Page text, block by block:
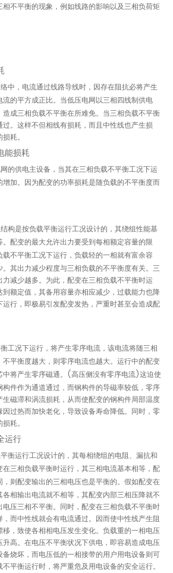
不平衡的现象，例如线路的影响以及三相负荷矩
中，电流通过线路导线时，因存在阻抗必将产生
的平方成正比。 当低压电网以三相四线制供电
成三相负载不平衡在所难免。 当三相负载不平衡
。这样不但相线有损耗，而且中性线也产生损
耗。
能损耗
的供电主设备，当其在三相负载不平衡工况下运
加。因为配变的功率损耗是随负载的不平衡度而
构是按负载平衡运行工况设计的，其绕组性能基
配变的最大允许出力要受到每相额定容量的限
不平衡工况下运行，负载轻的一相就有富余容
其出力减少程度与三相负载的不平衡度有关。 三
减少越多。 为此，配变在三相负载不平衡时运
额定值，其备用容量亦相应减少，过载能力也降
行，即极易引发配变发热，严重时甚至会造成配
工况下运行，将产生零序电流，该电流将随三相
平衡度越大，则零序电流也越大。运行中的配变
将产生零序磁通。 (高压侧没有零序电流)这迫使
件作为通道通过，而钢构件的导磁率较低，零序
磁滞和涡流损耗，从而使配变的钢构件局部温度
过热而加快老化，导致设备寿命降低。同时，零
耗。
运行
衡运行工况设计的，其每相绕组的电阻、漏抗和
三相负载平衡时运行，其三相电流基本相等，配
则配变输出的三相电压也是平衡的。 假如配变在
相输出电流就不相等，其配变内部三相压降就不
压三相不平衡。 同时，配变在三相负载不平衡时
而中性线就会有电流通过。 因而使中性线产生阻
，致使各相相电压发生变化。 负载重的一相电压
高。 在电压不平衡状况下供电，即容易造成电压
烧坏，而电压低的一相接带的用户用电设备则可
平衡运行时，将严重危及用电设备的安全运行。